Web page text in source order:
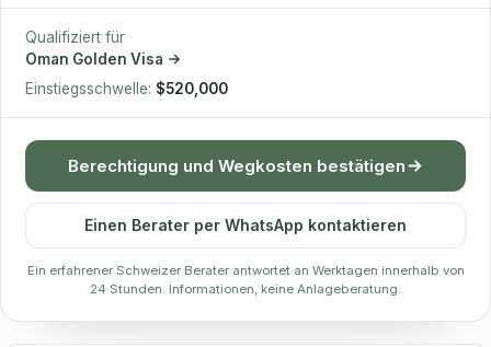
Qualifiziert für
Oman Golden Visa
Einstiegsschwelle: $520,000
Berechtigung und Wegkosten bestätigen
Einen Berater per WhatsApp kontaktieren
Ein erfahrener Schweizer Berater antwortet an Werktagen innerhalb von
24 Stunden. Informationen, keine Anlageberatung.